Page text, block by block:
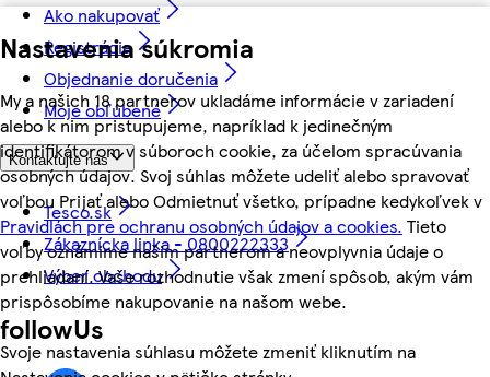
Nastavenia súkromia
My a našich 18 partnerov ukladáme informácie v zariadení
alebo k nim pristupujeme, napríklad k jedinečným
identifikátorom v súboroch cookie, za účelom spracúvania
osobných údajov. Svoj súhlas môžete udeliť alebo spravovať
voľbou Prijať alebo Odmietnuť všetko, prípadne kedykoľvek v
Pravidlách pre ochranu osobných údajov a cookies. Tieto
voľby oznámime našim partnerom a neovplyvnia údaje o
prehliadaní. Vaše rozhodnutie však zmení spôsob, akým vám
prispôsobíme nakupovanie na našom webe.
Svoje nastavenia súhlasu môžete zmeniť kliknutím na
Ako nakupovať
Registrácia
Objednanie doručenia
Moje obľúbené
Kontaktujte nás
Tesco.sk
Zákaznícka linka - 0800222333
Výber obchodu
followUs